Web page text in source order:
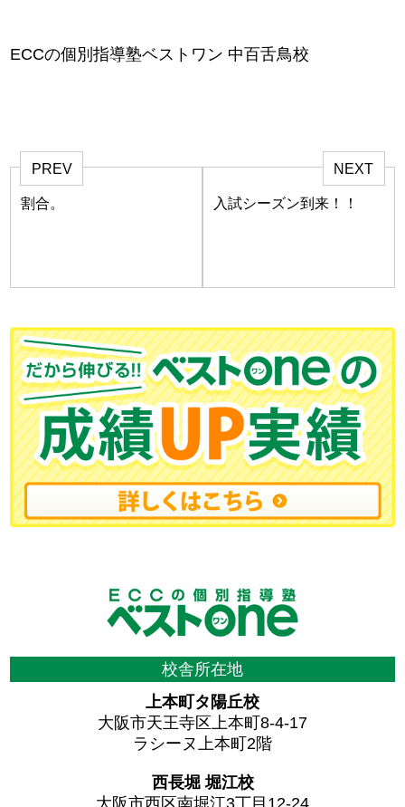
ECCの個別指導塾ベストワン 中百舌鳥校
PREV
割合。
NEXT
入試シーズン到来！！
校舎所在地
上本町タ陽丘校
大阪市天王寺区上本町8-4-17
ラシーヌ上本町2階
西長堀 堀江校
大阪市西区南堀江3丁目12-24